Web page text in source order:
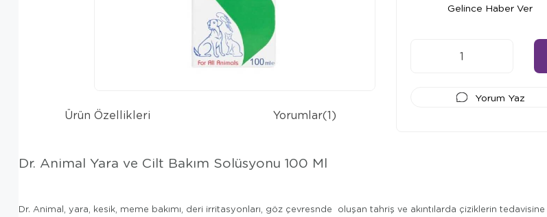
Gelince Haber Ver
Yorum Yaz
Ürün Özellikleri Yorumlar(1)
Dr. Animal Yara ve Cilt Bakım Solüsyonu 100 Ml
Dr. Animal, yara, kesik, meme bakımı, deri irritasyonları, göz çevresnde oluşan tahriş ve akıntılarda çiziklerin tedavisine